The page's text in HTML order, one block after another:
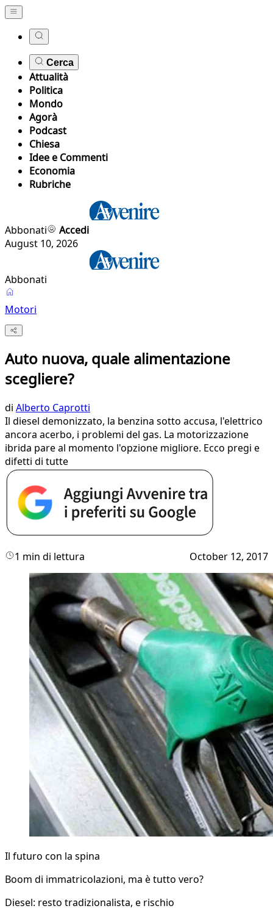
Cerca
Attualità
Politica
Mondo
Agorà
Podcast
Chiesa
Idee e Commenti
Economia
Rubriche
Abbonati
Accedi
August 10, 2026
Abbonati
Motori
Auto nuova, quale alimentazione
scegliere?
di Alberto Caprotti
Il diesel demonizzato, la benzina sotto accusa, l'elettrico
ancora acerbo, i problemi del gas. La motorizzazione
ibrida pare al momento l'opzione migliore. Ecco pregi e
difetti di tutte
1 min di lettura October 12, 2017
Il futuro con la spina
Boom di immatricolazioni, ma è tutto vero?
Diesel: resto tradizionalista, e rischio